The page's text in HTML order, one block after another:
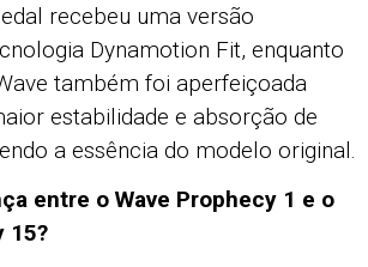
recebeu uma versão
Dynamotion Fit, enquanto
também foi aperfeiçoada
estabilidade e absorção de
a essência do modelo original.
entre o Wave Prophecy 1 e o
15?